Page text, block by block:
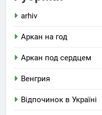
arhiv
Аркан на год
Аркан под сердцем
Венгрия
Відпочинок в Україні